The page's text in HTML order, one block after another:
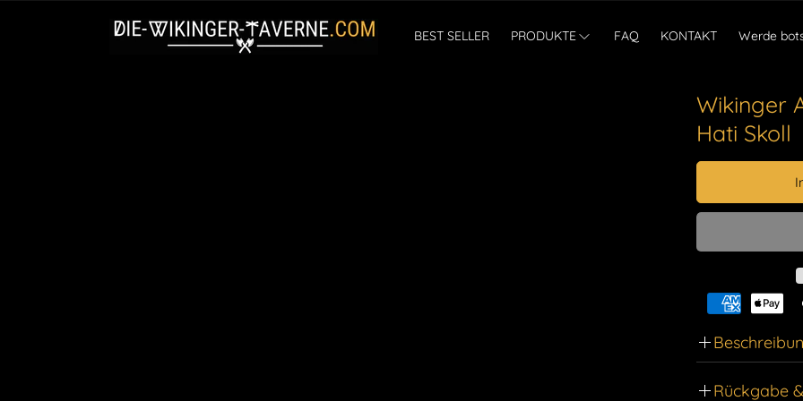
BEST SELLER PRODUKTE FAQ KONTAKT Werde
Wikinger
Hati Skoll
Erstellen
Rückgabe